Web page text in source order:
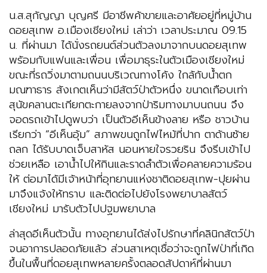
น.ส.สุกัญญา บุญศรี มีอาชีพค้าขายและอาศัยอยู่ที่หมู่บ้าน
ดอยสุเทพ อ.เมืองเชียงใหม่ เล่าว่า เวลาประมาณ 09.15
น. ที่ผ่านมา ได้นั่งรถยนต์ส่วนตัวลงมาจากบนดอยสุเทพ
พร้อมกับแฟนและเพื่อน เพื่อมาธุระในตัวเมืองเชียงใหม่
ขณะที่รถวิ่งมาตามถนนบริเวณทางโค้ง ใกล้กับน้ำตก
มณฑาธาร สังเกตเห็นว่ามีสัตว์ป่าตัวหนึ่ง ขนาดเกือบเท่า
สุนัขคลานตะเกียกตะกายลงจากป่าริมทางมาบนถนน จึง
จอดรถเข้าไปดูพบว่า เป็นตัวอีเห็นข้างลาย หรือ ชาวบ้าน
เรียกว่า “อีเห็นอุ้ม” สภาพขนถูกไฟไหม้ที่ปาก ตาด้านซ้าย
ถลก ได้รับบาดเจ็บสาหัส นอนหายใจรวยริน จึงรีบเข้าไป
ช่วยเหลือ เอาน้ำไปให้กินและราดลำตัวเพื่อคลายความร้อน
ให้ ต่อมาได้มีเจ้าหน้าที่อุทยานแห่งชาติดอยสุเทพ-ปุยผ่าน
มาจึงแจ้งให้ทราบ และติดต่อไปยังโรงพยาบาลสัตว์
เชียงใหม่ มารับตัวไปปฐมพยาบาล
ล่าสุดอีเห็นตัวนั้น ทางอุทยานได้ส่งไปรักษาที่คลินิกสัตว์ป่า
จนอาการปลอดภัยแล้ว ส่วนสาเหตุเชื่อว่าจะถูกไฟป่าที่เกิด
ขึ้นในพื้นที่ดอยสุเทพหลายครั้งตลอดสัปดาห์ที่ผ่านมา